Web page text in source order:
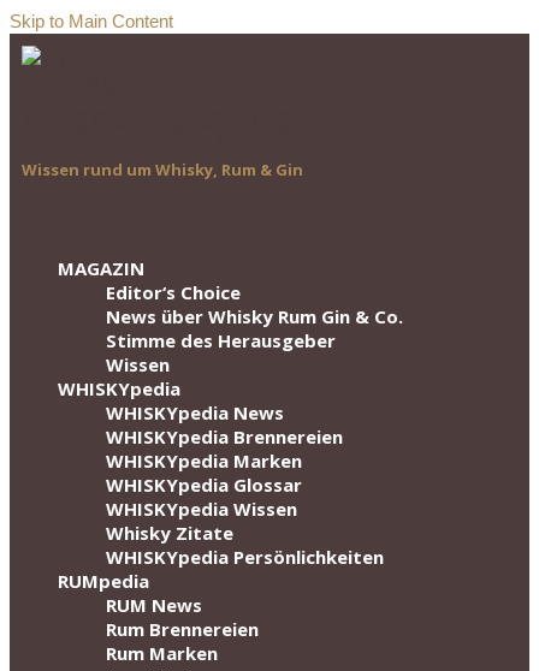
Skip to Main Content
Wissen rund um Whisky, Rum & Gin
MAGAZIN
Editor‘s Choice
News über Whisky Rum Gin & Co.
Stimme des Herausgeber
Wissen
WHISKYpedia
WHISKYpedia News
WHISKYpedia Brennereien
WHISKYpedia Marken
WHISKYpedia Glossar
WHISKYpedia Wissen
Whisky Zitate
WHISKYpedia Persönlichkeiten
RUMpedia
RUM News
Rum Brennereien
Rum Marken